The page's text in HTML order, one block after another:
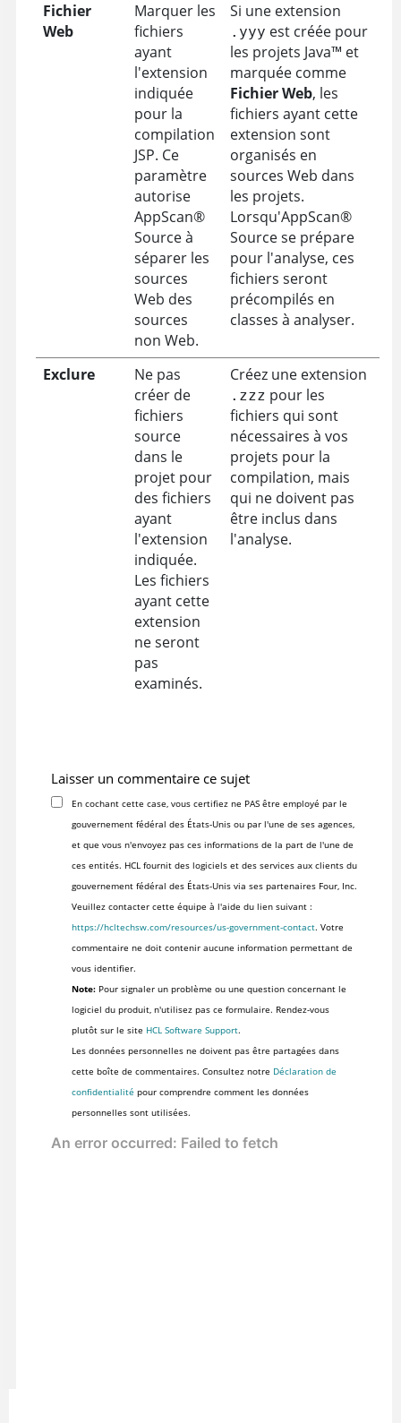
Fichier
Web
Marquer les
fichiers
ayant
l'extension
indiquée
pour la
compilation
JSP. Ce
paramètre
autorise
AppScan®
Sourceà
séparer les
sources
Web des
sources
non Web.
Si une extension
.yyy est créée pour
les projets Java™ et
marquée comme
Fichier Web, les
fichiers ayant cette
extension sont
organisés en
sources Web dans
les projets.
Lorsqu'AppScan®
Sourcese prépare
pour l'analyse, ces
fichiers seront
précompilés en
classes à analyser.
Exclure
Ne pas
créer de
fichiers
source
dans le
projet pour
des fichiers
ayant
l'extension
indiquée.
Les fichiers
ayant cette
extension
ne seront
pas
examinés.
Créez une extension
.zzz pour les
fichiers qui sont
nécessaires à vos
projets pour la
compilation, mais
qui ne doivent pas
être inclus dans
l'analyse.
Laisser un commentaire ce sujet
En cochant cette case, vous certifiez ne PAS être employé par le
gouvernement fédéral des États-Unis ou par l'une de ses agences,
et que vous n'envoyez pas ces informations de la part de l'une de
ces entités. HCL fournit des logiciels et des services aux clients du
gouvernement fédéral des États-Unis via ses partenaires Four, Inc.
Veuillez contacter cette équipe à l'aide du lien suivant :
https://hcltechsw.com/resources/us-government-contact. Votre
commentaire ne doit contenir aucune information permettant de
vous identifier.
Note:Pour signaler un problème ou une question concernant le
logiciel du produit, n'utilisez pas ce formulaire. Rendez-vous
plutôt sur le site HCL Software Support.
Les données personnelles ne doivent pas être partagées dans
cette boîte de commentaires. Consultez notre Déclaration de
confidentialité pour comprendre comment les données
personnelles sont utilisées.